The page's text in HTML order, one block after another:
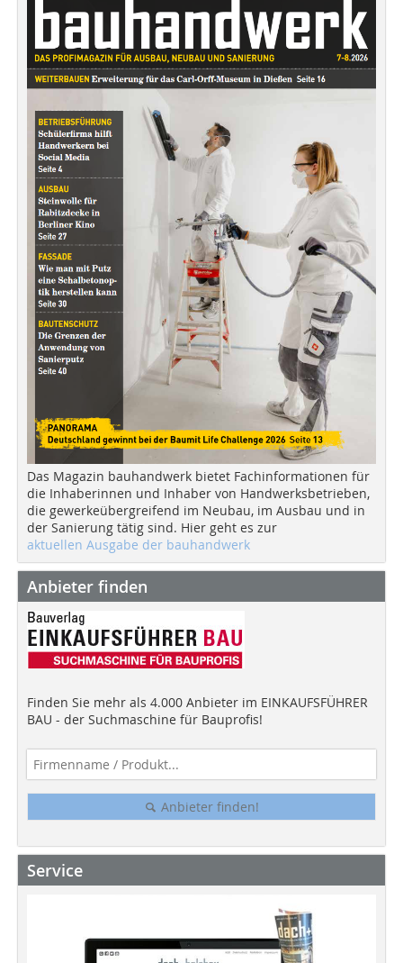
Das Magazin bauhandwerk bietet Fachinformationen für
die Inhaberinnen und Inhaber von Handwerksbetrieben,
die gewerkeübergreifend im Neubau, im Ausbau und in
der Sanierung tätig sind. Hier geht es zur
aktuellen Ausgabe der bauhandwerk
Anbieter finden
Finden Sie mehr als 4.000 Anbieter im EINKAUFSFÜHRER
BAU - der Suchmaschine für Bauprofis!
Anbieter finden!
Service